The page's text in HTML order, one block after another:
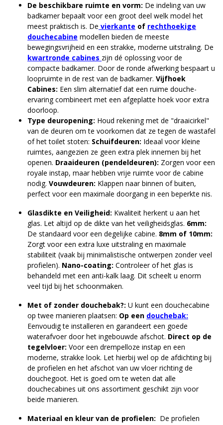
De beschikbare ruimte en vorm: De indeling van uw
badkamer bepaalt voor een groot deel welk model het
meest praktisch is. De vierkante of rechthoekige
douchecabine modellen bieden de meeste
bewegingsvrijheid en een strakke, moderne uitstraling. De
kwartronde cabines zijn dé oplossing voor de
compacte badkamer. Door de ronde afwerking bespaart u
loopruimte in de rest van de badkamer. Vijfhoek
Cabines: Een slim alternatief dat een ruime douche-
ervaring combineert met een afgeplatte hoek voor extra
doorloop.
Type deuropening: Houd rekening met de "draaicirkel"
van de deuren om te voorkomen dat ze tegen de wastafel
of het toilet stoten: Schuifdeuren: Ideaal voor kleine
ruimtes, aangezien ze geen extra plek innemen bij het
openen. Draaideuren (pendeldeuren): Zorgen voor een
royale instap, maar hebben vrije ruimte voor de cabine
nodig. Vouwdeuren: Klappen naar binnen of buiten,
perfect voor een maximale doorgang in een beperkte nis.
Glasdikte en Veiligheid: Kwaliteit herkent u aan het
glas. Let altijd op de dikte van het veiligheidsglas. 6mm:
De standaard voor een degelijke cabine. 8mm of 10mm:
Zorgt voor een extra luxe uitstraling en maximale
stabiliteit (vaak bij minimalistische ontwerpen zonder veel
profielen). Nano-coating: Controleer of het glas is
behandeld met een anti-kalk laag. Dit scheelt u enorm
veel tijd bij het schoonmaken.
Met of zonder douchebak?: U kunt een douchecabine
op twee manieren plaatsen: Op een douchebak:
Eenvoudig te installeren en garandeert een goede
waterafvoer door het ingebouwde afschot. Direct op de
tegelvloer: Voor een drempelloze instap en een
moderne, strakke look. Let hierbij wel op de afdichting bij
de profielen en het afschot van uw vloer richting de
douchegoot. Het is goed om te weten dat alle
douchecabines uit ons assortiment geschikt zijn voor
beide manieren.
Materiaal en kleur van de profielen: De profielen